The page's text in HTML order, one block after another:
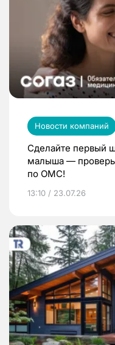
Новости компаний
Сделайте первый
малыша —
по ОМС!
13:10 / 23.07.26